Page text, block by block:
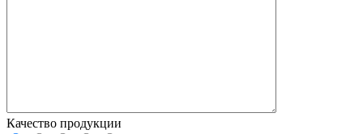
Качество продукции